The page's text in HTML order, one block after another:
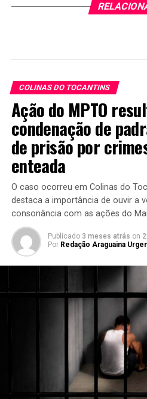
COLINAS DO TOCANTINS
Ação do MPTO
condenação de
de prisão por
enteada
O caso ocorreu em Colinas do
destaca a importância de ouvir a
consonância com as ações do
Publicado 3 meses atrás on
Por Redação Araguaina